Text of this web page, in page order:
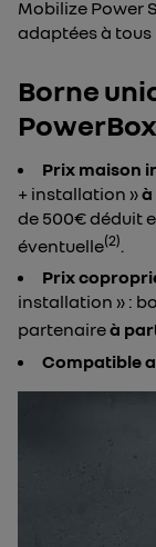
Mobilize Power
adaptées à tous
Borne
Prix maison
+ installation »à
de 500€ déduit
éventuelle(2).
Prix
installation » :
partenaireà
Compatible